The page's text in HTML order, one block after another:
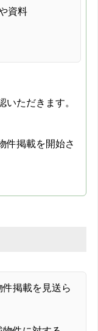
資料
ただきます。
件掲載を開始さ
件掲載を見送ら